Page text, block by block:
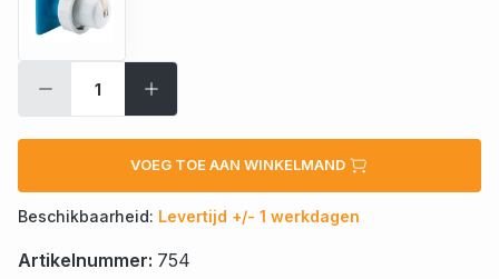
VOEG TOE AAN WINKELMAND
Beschikbaarheid: Levertijd +/- 1 werkdagen
Artikelnummer: 754